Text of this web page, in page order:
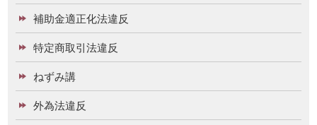
補助金適正化法違反
特定商取引法違反
ねずみ講
外為法違反